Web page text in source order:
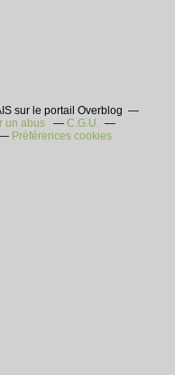
sur le portail Overblog
un abus
C.G.U.
Préférences cookies